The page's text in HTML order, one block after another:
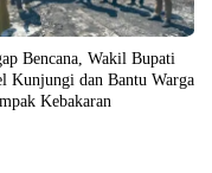
Bencana, Wakil Bupati
Kunjungi dan Bantu Warga
Kebakaran